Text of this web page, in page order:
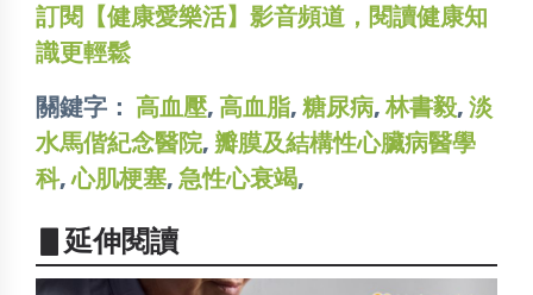
訂閱【健康愛樂活】影音頻道，閱讀健康知
識更輕鬆
關鍵字： 高血壓, 高血脂, 糖尿病,林書毅, 淡
水馬偕紀念醫院, 瓣膜及結構性心臟病醫學
科,心肌梗塞, 急性心衰竭,
▋延伸閱讀